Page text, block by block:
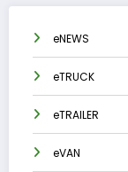
eNEWS
eTRUCK
eTRAILER
eVAN